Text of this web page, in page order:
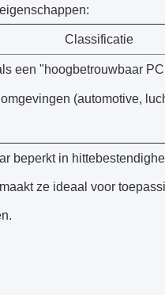
Classificatie
een "hoogbetrouwbaar
(automotive,
beperkt in
ze ideaal voor